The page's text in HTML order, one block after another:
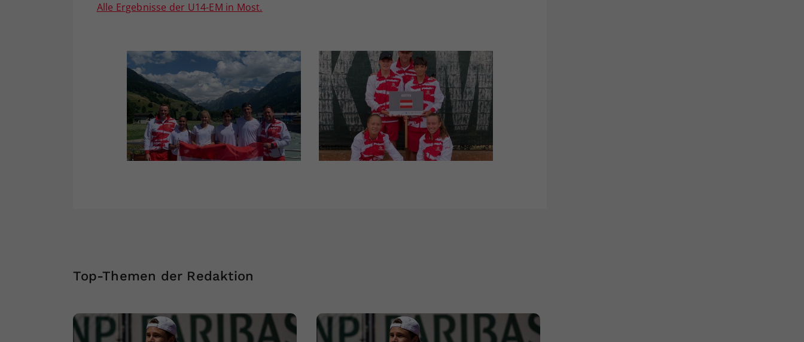
Alle Ergebnisse der U14-EM in Most.
Top-Themen der Redaktion